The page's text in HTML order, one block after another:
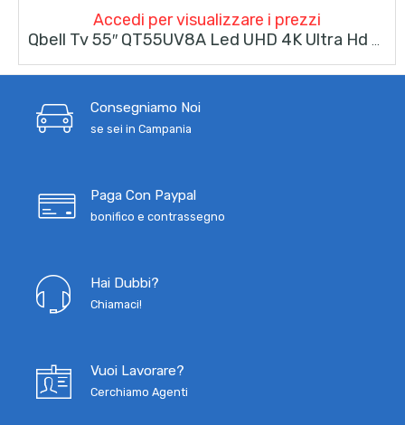
Accedi per visualizzare i prezzi
Qbell Tv 55″ QT55UV8A Led UHD 4K Ultra Hd Vidaa Smart Tv DVB-T2/C/S2 HDMI USB Wifi Vesa
Consegniamo Noi
se sei in Campania
Paga Con Paypal
bonifico e contrassegno
Hai Dubbi?
Chiamaci!
Vuoi Lavorare?
Cerchiamo Agenti